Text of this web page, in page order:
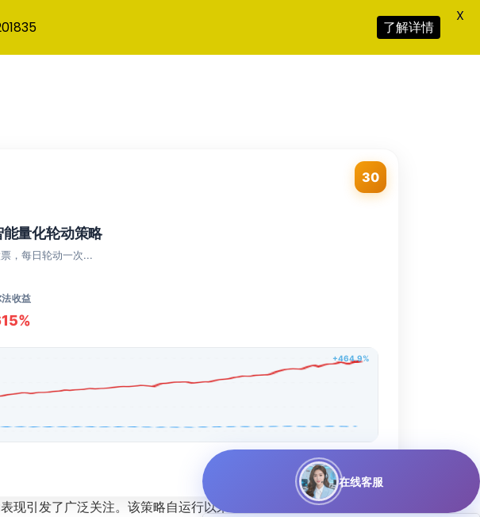
30
量化轮动策略
，每日轮动一次...
法收益
+464.9%
引发了广泛关注。该策略自运行以来，累计总收益率高达
了解详情
X
在线客服